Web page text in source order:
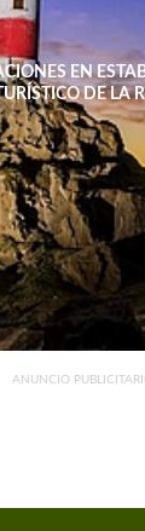
EN
DE LA
15,4%
ANUNCIO